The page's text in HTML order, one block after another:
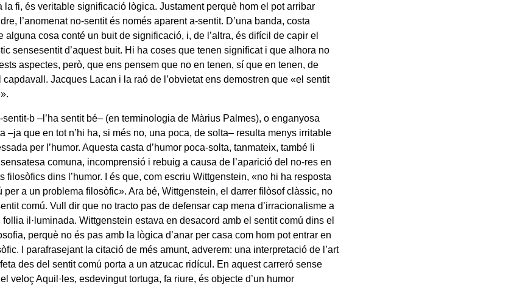
la fi, és veritable significació lògica. Justament perquè hom el pot arribar
l’anomenat no-sentit és només aparent a-sentit. D’una banda, costa
alguna cosa conté un buit de significació, i, de l’altra, és difícil de capir el
sensesentit d’aquest buit. Hi ha coses que tenen significat i que alhora no
aspectes, però, que ens pensem que no en tenen, sí que en tenen, de
Jacques Lacan i la raó de l’obvietat ens demostren que «el sentit
sentit-b –l’ha sentit bé– (en terminologia de Màrius Palmes), o enganyosa
–ja que en tot n’hi ha, si més no, una poca, de solta– resulta menys irritable
per l’humor. Aquesta casta d’humor poca-solta, tanmateix, també li
comuna, incomprensió i rebuig a causa de l’aparició del no-res en
filosòfics dins l’humor. I és que, com escriu Wittgenstein, «no hi ha resposta
per a un problema filosòfic». Ara bé, Wittgenstein, el darrer filòsof clàssic, no
comú. Vull dir que no tracto pas de defensar cap mena d’irracionalisme a
follia il·luminada. Wittgenstein estava en desacord amb el sentit comú dins el
perquè no és pas amb la lògica d’anar per casa com hom pot entrar en
I parafrasejant la citació de més amunt, adverem: una interpretació de l’art
des del sentit comú porta a un atzucac ridícul. En aquest carreró sense
veloç Aquil·les, esdevingut tortuga, fa riure, és objecte d’un humor